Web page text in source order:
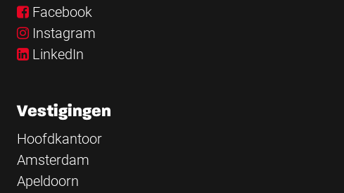
Facebook
Instagram
LinkedIn
Vestigingen
Hoofdkantoor
Amsterdam
Apeldoorn